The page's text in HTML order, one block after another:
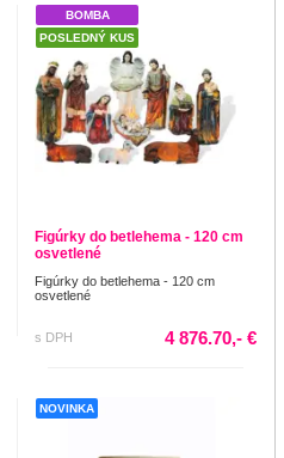
BOMBA
POSLEDNÝ KUS
Figúrky do betlehema - 120 cm
osvetlené
Figúrky do betlehema - 120 cm
osvetlené
s DPH 4 876.70,- €
NOVINKA